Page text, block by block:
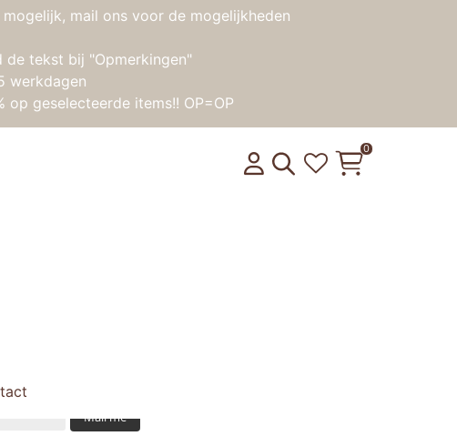
mail ons voor de mogelijkheden
de tekst bij "Opmerkingen"
werkdagen
geselecteerde items!! OP=OP
0
Mail me